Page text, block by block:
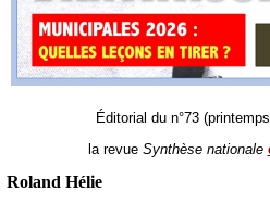
Éditorial du n°73
la revue Synthèse nationale
Roland Hélie